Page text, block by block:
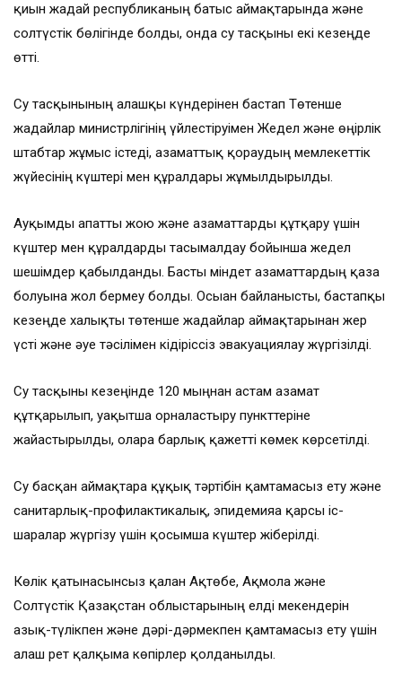
қиын жағдай республиканың батыс аймақтарында және
солтүстік бөлігінде болды, онда су тасқыны екі кезеңде
өтті.
Су тасқынының алғашқы күндерінен бастап Төтенше
жағдайлар министрлігінің үйлестіруімен Жедел және өңірлік
штабтар жұмыс істеді, азаматтық қорғаудың мемлекеттік
жүйесінің күштері мен құралдары жұмылдырылды.
Ауқымды апатты жою және азаматтарды құтқару үшін
күштер мен құралдарды тасымалдау бойынша жедел
шешімдер қабылданды. Басты міндет азаматтардың қаза
болуына жол бермеу болды. Осыған байланысты, бастапқы
кезеңде халықты төтенше жағдайлар аймақтарынан жер
үсті және әуе тәсілімен кідіріссіз эвакуациялау жүргізілді.
Су тасқыны кезеңінде 120 мыңнан астам азамат
құтқарылып, уақытша орналастыру пункттеріне
жайғастырылды, оларға барлық қажетті көмек көрсетілді.
Су басқан аймақтарға құқық тәртібін қамтамасыз ету және
санитарлық-профилактикалық, эпидемияға қарсы іс-
шаралар жүргізу үшін қосымша күштер жіберілді.
Көлік қатынасынсыз қалған Ақтөбе, Ақмола және
Солтүстік Қазақстан облыстарының елді мекендерін
азық-түлікпен және дәрі-дәрмекпен қамтамасыз ету үшін
алғаш рет қалқыма көпірлер қолданылды.